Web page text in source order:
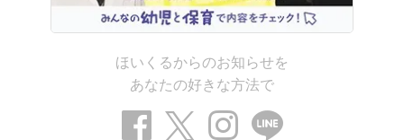
ほいくるからのお知らせを
あなたの好きな方法で